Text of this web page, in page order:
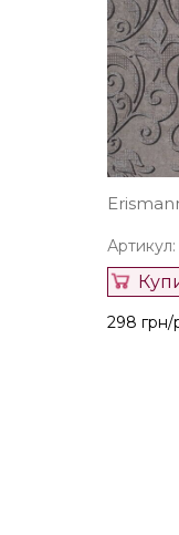
298 грн/